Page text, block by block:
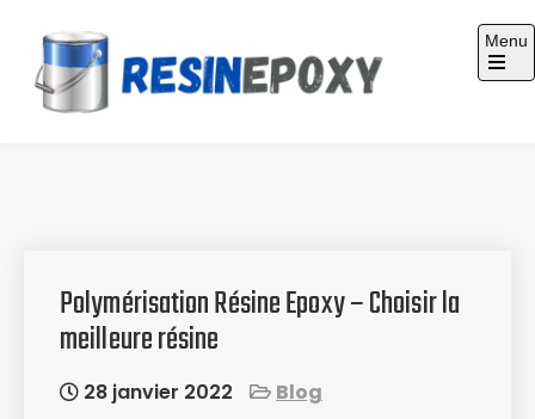
content
Menu
Polymérisation Résine Epoxy – Choisir la
meilleure résine
28 janvier 2022 Blog